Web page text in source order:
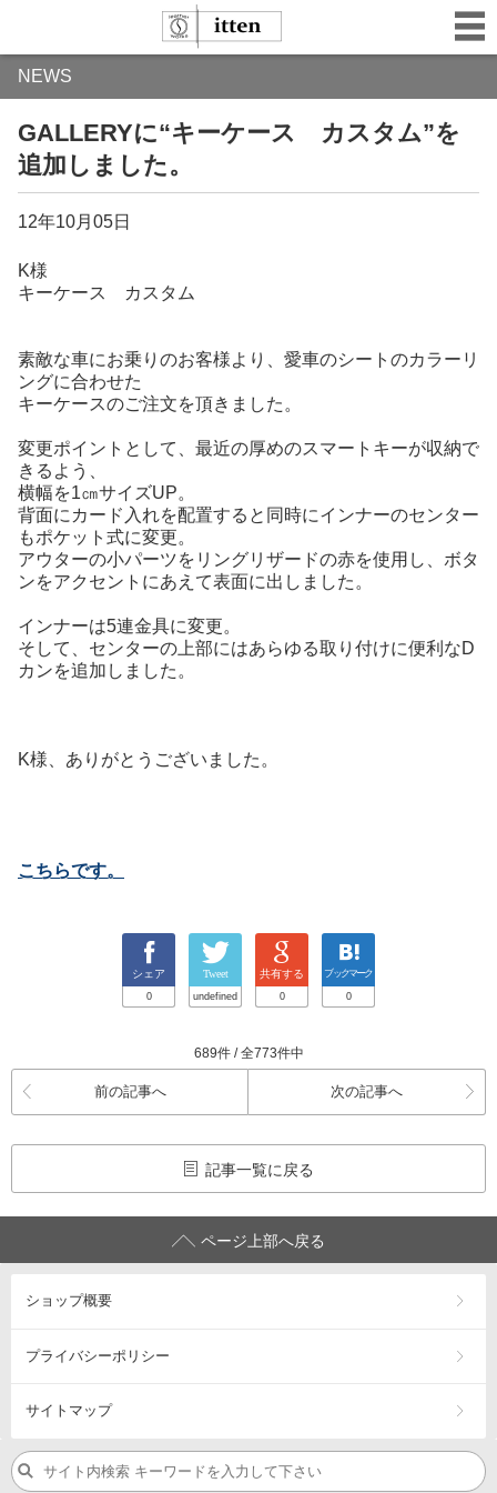
NEWS
GALLERYに“キーケース カスタム”を
追加しました。
12年10月05日
K様
キーケース カスタム
素敵な車にお乗りのお客様より、愛車のシートのカラーリ
ングに合わせた
キーケースのご注文を頂きました。
変更ポイントとして、最近の厚めのスマートキーが収納で
きるよう、
横幅を1㎝サイズUP。
背面にカード入れを配置すると同時にインナーのセンター
もポケット式に変更。
アウターの小パーツをリングリザードの赤を使用し、ボタ
ンをアクセントにあえて表面に出しました。
インナーは5連金具に変更。
そして、センターの上部にはあらゆる取り付けに便利なD
カンを追加しました。
K様、ありがとうございました。
こちらです。
シェア
0
Tweet
undefined
共有する
0
ブックマーク
0
689件 / 全773件中
前の記事へ 次の記事へ
記事一覧に戻る
ページ上部へ戻る
ショップ概要
プライバシーポリシー
サイトマップ